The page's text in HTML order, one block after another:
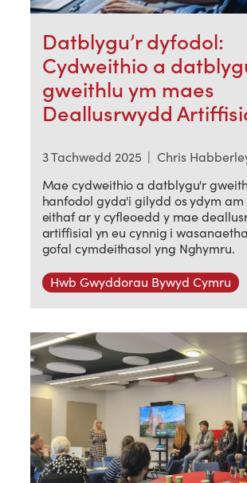
Datblygu’r dyfodol:
Cydweithio a
gweithlu ym maes
Deallusrwydd
3 Tachwedd 2025 | Chris
Mae cydweithio a datblygu'r
hanfodol gyda'i gilydd os ydym
eithaf ar y cyfleoedd y mae
artiffisial yn eu cynnig i
gofal cymdeithasol yng Nghymru.
Hwb Gwyddorau Bywyd Cymru